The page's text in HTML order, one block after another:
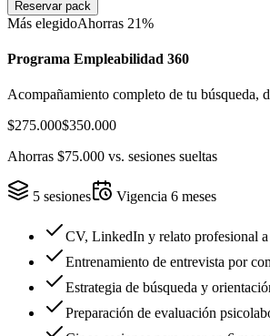
Reservar pack
Más elegidoAhorras 21%
Programa Empleabilidad 360
Acompañamiento completo de tu búsqueda,
$275.000$350.000
Ahorras $75.000 vs. sesiones sueltas
5 sesiones Vigencia 6 meses
CV, LinkedIn y relato profesional
Entrenamiento de entrevista por
Estrategia de búsqueda y
Preparación de evaluación